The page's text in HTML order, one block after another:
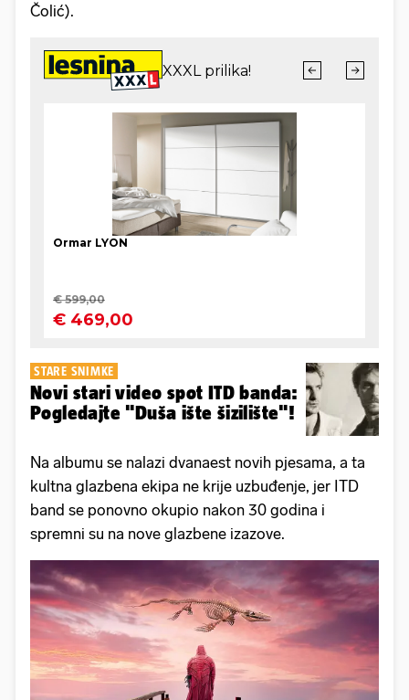
Čolić).
STARE SNIMKE
Novi stari video spot ITD banda:
Pogledajte "Duša ište šizilište"!
Na albumu se nalazi dvanaest novih pjesama, a ta
kultna glazbena ekipa ne krije uzbuđenje, jer ITD
band se ponovno okupio nakon 30 godina i
spremni su na nove glazbene izazove.